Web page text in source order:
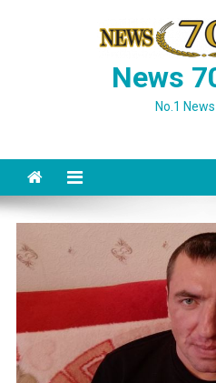
News
No.1